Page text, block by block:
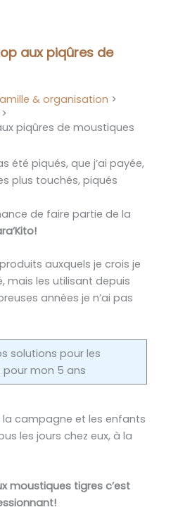
aux piqûres de
& organisation
piqûres de moustiques
été piqués, que j’ai payée,
plus touchés, piqués
de faire partie de la
auxquels je crois je
mais les utilisant depuis
années je n’ai pas
solutions pour les
mon 5 ans
la campagne et les enfants
les jours chez eux, à la
moustiques tigres c’est